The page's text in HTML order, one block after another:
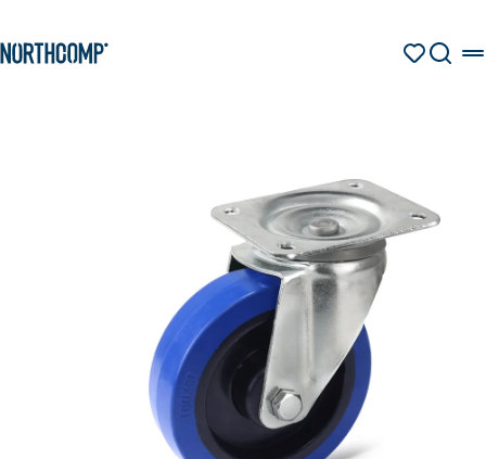
Zur Navigation springen
SUCHE
Sprache auswählen
DE